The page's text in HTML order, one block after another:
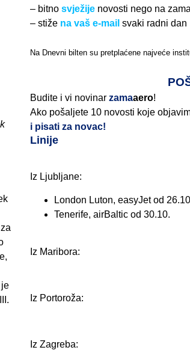
– bitno svježije novosti nego na
– stiže na vaš e-mail svaki radni dan
Na Dnevni bilten su pretplaćene najveće
Budite i vi novinar zamaaero!
Ako pošaljete 10 novosti koje
i pisati za novac!
Linije
Iz Ljubljane:
London Luton, easyJet od
Tenerife, airBaltic od 30.10.
Iz Maribora:
Iz Portoroža:
Iz Zagreba: